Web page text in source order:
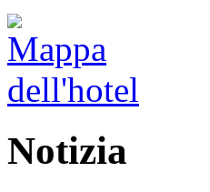
Notizia